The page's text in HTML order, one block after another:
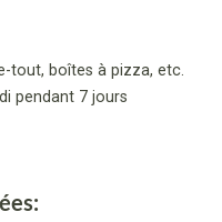
tout, boîtes à pizza, etc.
pendant 7 jours